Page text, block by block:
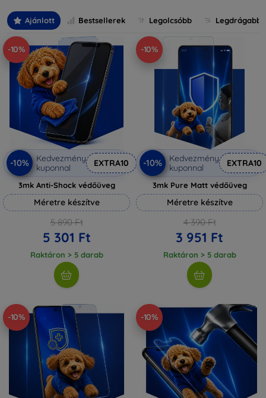
Ajánlott Bestsellerek Legolcsóbb Legdrágabb
-10%
-10%
Kedvezmény
kuponnal
EXTRA10
3mk Anti-Shock védőüveg
Méretre készítve
5 890 Ft
5 301 Ft
Raktáron > 5 darab
-10%
-10%
Kedvezmény
kuponnal
EXTRA10
3mk Pure Matt védőüveg
Méretre készítve
4 390 Ft
3 951 Ft
Raktáron > 5 darab
-10% -10%